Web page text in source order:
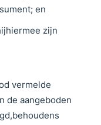
en
zijn
vermelde
de aangeboden